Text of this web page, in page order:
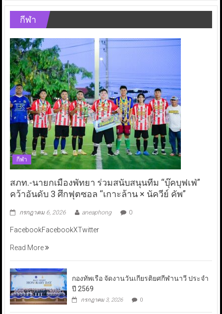
กีฬา
กีฬา
สภท.-นายกเมืองพัทยา ร่วมสนับสนุนทีม “บุ๊คบุฟเฟ่”
คว้าอันดับ 3 ศึกฟุตซอล “เกาะล้าน × นัควีย์ คัพ”
กรกฎาคม 6, 2026 aneaphong 0
FacebookFacebookXTwitter
Read More
กองทัพเรือ จัดงานวันเกียรติยศกีฬานาวี ประจำ
ปี 2569
กรกฎาคม 3, 2026 0